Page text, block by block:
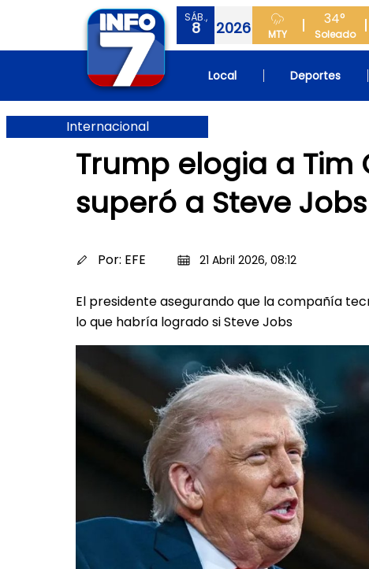
SÁB.,
8 2026 MTY
34°
Soleado
Local Deportes
Internacional
Trump elogia a
superó a Steve Jobs
Por: EFE 21 Abril 2026, 08:12
El presidente asegurando que la compañía
lo que habría logrado si Steve Jobs